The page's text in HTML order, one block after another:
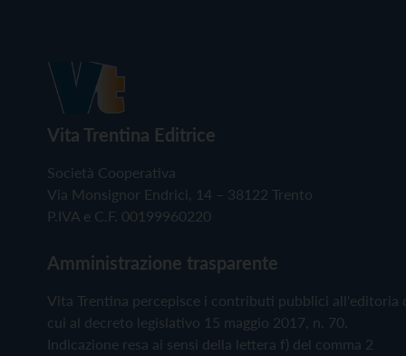
Vita Trentina Editrice
Società Cooperativa
Via Monsignor Endrici, 14 – 38122 Trento
P.IVA e C.F. 00199960220
Amministrazione trasparente
Vita Trentina percepisce i contributi pubblici all'editoria
cui al decreto legislativo 15 maggio 2017, n. 70.
Indicazione resa ai sensi della lettera f) del comma 2